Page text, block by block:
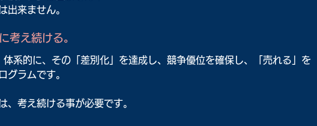
出来ません。
考え続ける。
系的に、その「差別化」を達成し、競争優位を確保し、「売れる」を
グラムです。
、考え続ける事が必要です。